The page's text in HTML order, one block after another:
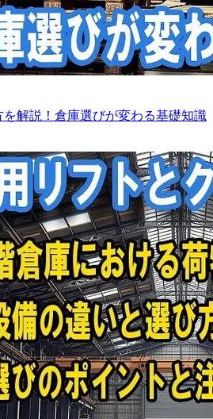
解説！倉庫選びが変わる基礎知識